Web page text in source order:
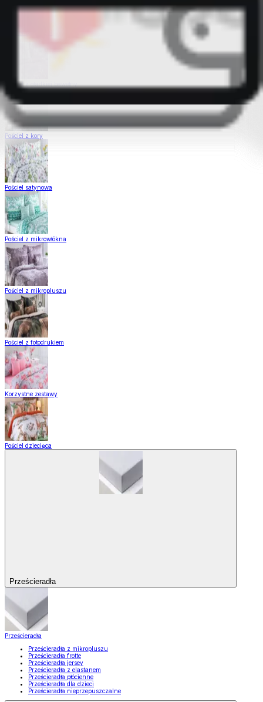
Pościel z gładkiej bawełny
Pościel z kory
Pościel satynowa
Pościel z mikrowłókna
Pościel z mikropluszu
Pościel z fotodrukiem
Korzystne zestawy
Pościel dziecięca
Prześcieradła
Prześcieradła
Prześcieradła z mikropluszu
Prześcieradła frotte
Prześcieradła jersey
Prześcieradła z elastanem
Prześcieradła płócienne
Prześcieradła dla dzieci
Prześcieradła nieprzepuszczalne